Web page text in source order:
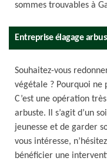
sommes trouvables à
Entreprise élagage
Souhaitez-vous
végétale ? Pourquoi ne
C’est une opération
arbuste. Il s’agit d’un
jeunesse et de garder
vous intéresse,
bénéficier une